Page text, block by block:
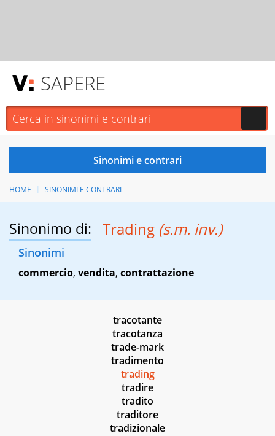
SAPERE
HOME SINONIMI E CONTRARI
Sinonimo di: Trading (s.m. inv.)
Sinonimi
commercio, vendita, contrattazione
tracotante
tracotanza
trade-mark
tradimento
trading
tradire
tradito
traditore
tradizionale